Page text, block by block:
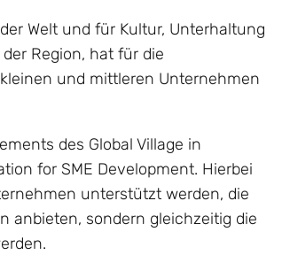
Welt und für Kultur, Unterhaltung
Region, hat für die
und mittleren Unternehmen
des Global Village in
for SME Development. Hierbei
unterstützt werden, die
anbieten, sondern gleichzeitig die